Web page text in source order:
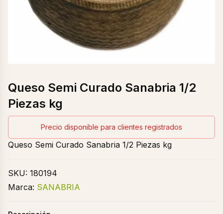
Queso Semi Curado Sanabria 1/2
Piezas kg
Precio disponible para clientes registrados
Queso Semi Curado Sanabria 1/2 Piezas kg
SKU: 180194
Marca: SANABRIA